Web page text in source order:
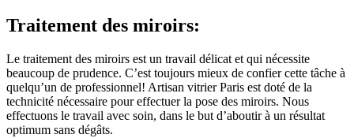
Traitement des miroirs:
Le traitement des miroirs est un travail délicat et qui nécessite
beaucoup de prudence. C’est toujours mieux de confier cette tâche à
quelqu’un de professionnel! Artisan vitrier Paris est doté de la
technicité nécessaire pour effectuer la pose des miroirs. Nous
effectuons le travail avec soin, dans le but d’aboutir à un résultat
optimum sans dégâts.